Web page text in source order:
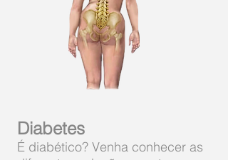
Diabetes
É diabético? Venha conhecer as